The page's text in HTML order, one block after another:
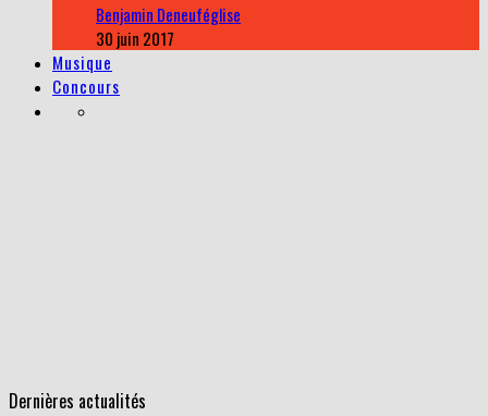
Benjamin Deneuféglise
30 juin 2017
Musique
Concours
Dernières actualités